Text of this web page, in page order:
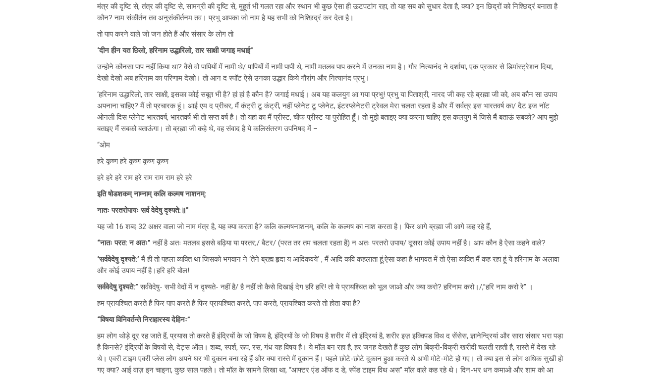
मंत्र की दृष्टि से, तंत्र की दृष्टि से, सामग्री की दृष्टि से, मुहूर्त भी गलत रहा और स्थान भी कुछ ऐसा ही ऊटपटांग रहा, तो यह सब को सुधार देता है, क्या? इन छिद्रों कोनिश्छिद्रंबनाता है
कौन? नाम संकीर्तन तव अनुसंकीर्तनम तव। प्रभु आपका जो नाम है यह सभी कोनिश्छिद्रंकर देता है।
तो पाप करने वाले जो जन होते हैं और संसार के लोग तो
‘दीन हीन यत छिलो, हरिनाम उद्धारिलो, तार साक्षी जगाइ मधाई”
उन्होने कौनसा पाप नहीं किया था? वैसे वो पापियों में नामी थे/ पापियों में नामी पापी थे, नामी मतलब पाप करने में उनका नाम है। गौर नित्यानंद ने दर्शाया, एक प्रकार से डिमांस्ट्रेशन दिया,
देखो देखो अब हरिनाम का परिणाम देखो। तो आन द स्पॉट ऐसे उनका उद्धार किये गौरांग और नित्यानंद प्रभु।
‘हरिनाम उद्धारिलो, तार साक्षी, इसका कोई सबूत भी है? हां हां है कौन है? जगाई मधाई। अब यह कलयुग आ गया प्रभु! प्रभु या पिताश्री, नारद जी कह रहे ब्रह्मा जी को, अब कौन सा उपाय
अपनाना चाहिए? मैं तो प्रचारक हूं। आई एम द प्रीचर, मैं कंट्री टू कंट्री, नहीं प्लेनेट टू प्लेनेट, इंटरप्लेनेटरी ट्रेवल मेरा चलता रहता है और मैं सर्वत्र इस भारतवर्ष का/ दैट इज नॉट
ओनली दिस प्लेनेट भारतवर्ष, भारतवर्ष भी तो सप्त वर्ष है। तो यहां का मैं प्रीस्ट, चीफ प्रीस्ट या पुरोहित हूँ। तो मुझे बताइए क्या करना चाहिए इस कलयुग में जिसे मैं बताऊं सबको? आप मुझे
बताइए मैं सबको बताऊंगा। तो ब्रह्मा जी कहे थे, वह संवाद है ये कलिसंतरण उपनिषद में –
“ओम
हरे कृष्ण हरे कृष्ण कृष्ण कृष्ण
हरे हरे हरे राम हरे राम राम राम हरे हरे
इति षोडशकम् नाम्नाम् कलि कल्मष नाशनम्:
नातः परतरोपायः सर्व वेदेषु दृश्यते:॥”
यह जो 16 शब्द 32 अक्षर वाला जो नाम मंत्र है, यह क्या करता है? कलि कल्मषनाशनम्, कलि के कल्मष का नाश करता है। फिर आगे ब्रह्मा जी आगे कह रहे हैं,
“नातः परत: न अतः” नहीं है अतः मतलब इससे बढ़िया या परतर;/ बैटर/ (परत तर तम चलता रहता है) न अतः परतरो उपाय/ दूसरा कोई उपाय नहीं है। आप कौन है ऐसा कहने वाले?
‘सर्ववेदेषु दृश्यते:’ मैं ही तो पहला व्यक्ति था जिसको भगवान ने ‘तेने ब्रह्म हृदा य आदिकवये’ , मैं आदि कवि कहलाता हूं,ऐसा कहा है भागवत में तो ऐसा व्यक्ति मैं कह रहा हूं ये हरिनाम के अलावा
और कोई उपाय नहीं है।हरि हरि बोल!
सर्ववेदेषु दृश्यते:” सर्ववेदेषु- सभी वेदों में न दृश्यते- नहीं है/ है नहीं तो कैसे दिखाई देग हरि हरि! तो ये प्रायश्चित को भूल जाओ और क्या करो? हरिनाम करो।/,”हरि नाम करो रे” ।
हम प्रायश्चित करते हैं फिर पाप करते हैं फिर प्रायश्चित करते, पाप करते, प्रायश्चित करते तो होता क्या है?
“विषया विनिवर्तन्ते निराहारस्य देहिनः”
हम लोग थोड़े दूर रह जाते हैं, प्रयास तो करते हैं इंद्रियों के जो विषय है, इंद्रियों के जो विषय है शरीर में तो इंद्रियां है, शरीर इज़ इक्विपड विथ द सेंसेस, ज्ञानेन्द्रियां और सारा संसार भरा पड़ा
है किनसे? इंद्रियों के विषयों से, देट्स ऑल। शब्द, स्पर्श, रूप, रस, गंध यह विषय है। ये मॉल बन रहा है, हर जगह देखते हैं कुछ लोग बिक्री-विक्री खरीदी चलती रहती है, रास्ते में देख रहे
थे। एवरी टाइम एवरी प्लेस लोग अपने घर भी दुकान बना रहे हैं और क्या रास्ते में दुकान हैं। पहले छोटे-छोटे दुकान हुआ करते थे अभी मोटे-मोटे हो गए। तो क्या इस से लोग अधिक सुखी हो
गए क्या? आई वाज़ इन चाइना, कुछ साल पहले। तो मॉल के सामने लिखा था, “आफ्टर एंड ऑफ द डे, स्पेंड टाइम विथ अस” मॉल वाले कह रहे थे। दिन-भर धन कमाओ और शाम को आ